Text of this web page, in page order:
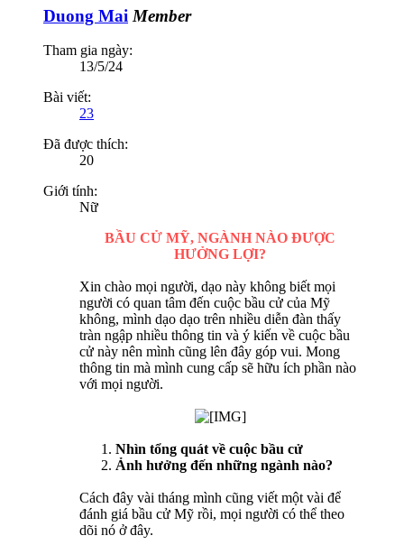
Duong Mai Member
Tham gia ngày:
13/5/24
Bài viết:
23
Đã được thích:
20
Giới tính:
Nữ
BẦU CỬ MỸ, NGÀNH NÀO ĐƯỢC
HƯỞNG LỢI?
Xin chào mọi người, dạo này không biết mọi
người có quan tâm đến cuộc bầu cử của Mỹ
không, mình dạo dạo trên nhiều diễn đàn thấy
tràn ngập nhiều thông tin và ý kiến về cuộc bầu
cử này nên mình cũng lên đây góp vui. Mong
thông tin mà mình cung cấp sẽ hữu ích phần nào
với mọi người.
Nhìn tổng quát về cuộc bầu cử
Ảnh hưởng đến những ngành nào?
Cách đây vài tháng mình cũng viết một vài để
đánh giá bầu cử Mỹ rồi, mọi người có thể theo
dõi nó ở đây.